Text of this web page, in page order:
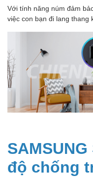
Với tính năng núm đảm
việc con bạn đi lang thang
độ chống